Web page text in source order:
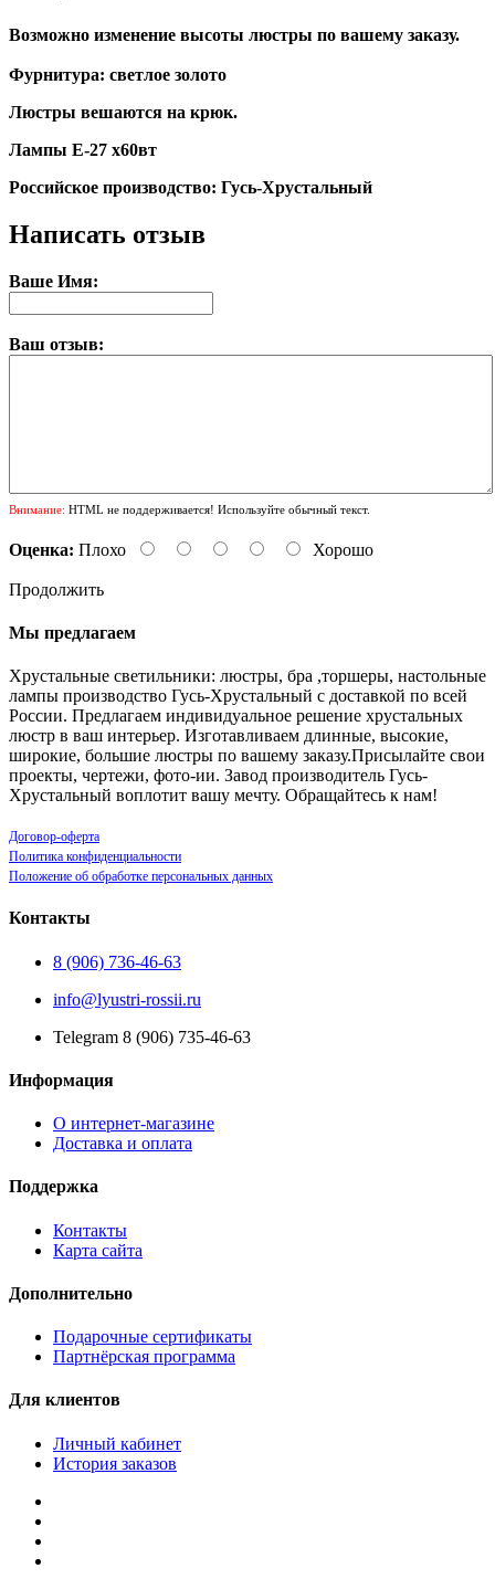
Возможно изменение высоты люстры по вашему заказу.
Фурнитура: светлое золото
Люстры вешаются на крюк.
Лампы Е-27 х60вт
Российское производство: Гусь-Хрустальный
Написать отзыв
Ваше Имя:
Ваш отзыв:
Внимание: HTML не поддерживается! Используйте обычный текст.
Оценка: Плохо Хорошо
Продолжить
Мы предлагаем
Хрустальные светильники: люстры, бра ,торшеры, настольные
лампы производство Гусь-Хрустальный с доставкой по всей
России. Предлагаем индивидуальное решение хрустальных
люстр в ваш интерьер. Изготавливаем длинные, высокие,
широкие, большие люстры по вашему заказу.Присылайте свои
проекты, чертежи, фото-ии. Завод производитель Гусь-
Хрустальный воплотит вашу мечту. Обращайтесь к нам!
Договор-оферта
Политика конфиденциальности
Положение об обработке персональных данных
Контакты
8 (906) 736-46-63
info@lyustri-rossii.ru
Telegram 8 (906) 735-46-63
Информация
О интернет-магазине
Доставка и оплата
Поддержка
Контакты
Карта сайта
Дополнительно
Подарочные сертификаты
Партнёрская программа
Для клиентов
Личный кабинет
История заказов